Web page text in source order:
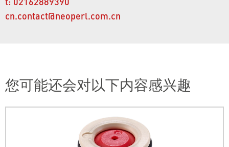
cn.contact@neoperl.com.cn
您可能还会对以下内容感兴趣